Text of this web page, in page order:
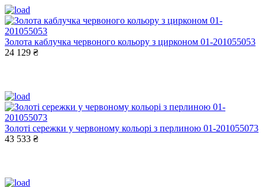
Золота каблучка червоного кольору з цирконом 01-201055053
24 129 ₴
Золоті сережки у червоному кольорі з перлиною 01-201055073
43 533 ₴